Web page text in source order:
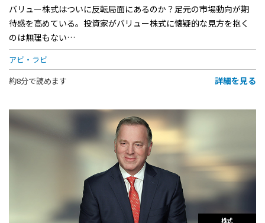
バリュー株式はついに反転局面にあるのか？足元の市場動向が期
待感を高めている。投資家がバリュー株式に懐疑的な見方を抱く
のは無理もない…
アビ・ラビ
約8分で読めます
詳細を見る
株式